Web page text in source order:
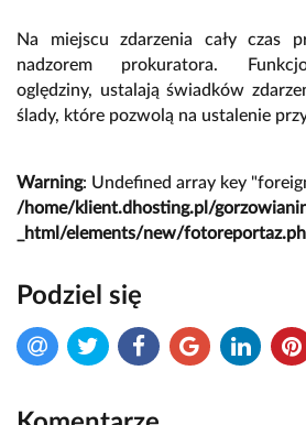
Na miejscu zdarzenia cały czas
nadzorem prokuratora.
oględziny, ustalają świadków
ślady, które pozwolą na ustalenie
Warning: Undefined array key
/home/klient.dhosting.pl/
_html/elements/new/
Podziel się